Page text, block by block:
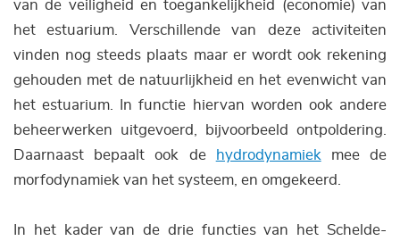
van de veiligheid en toegankelijkheid (economie) van
het estuarium. Verschillende van deze activiteiten
vinden nog steeds plaats maar er wordt ook rekening
gehouden met de natuurlijkheid en het evenwicht van
het estuarium. In functie hiervan worden ook andere
beheerwerken uitgevoerd, bijvoorbeeld ontpoldering.
Daarnaast bepaalt ook de
hydrodynamiek mee de
morfodynamiek van het systeem, en omgekeerd.
In het kader van de drie functies van het Schelde-